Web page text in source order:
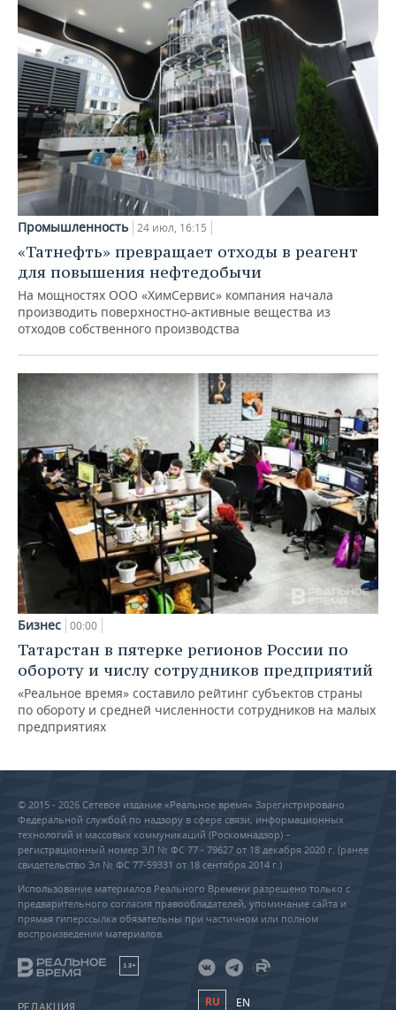
Промышленность 24 июл, 16:15
«Татнефть» превращает отходы в реагент
для повышения нефтедобычи
На мощностях ООО «ХимСервис» компания начала
производить поверхностно-активные вещества из
отходов собственного производства
Бизнес 00:00
Татарстан в пятерке регионов России по
обороту и числу сотрудников предприятий
«Реальное время» составило рейтинг субъектов страны
по обороту и средней численности сотрудников на малых
предприятиях
© 2015 - 2026 Сетевое издание «Реальное время» Зарегистрировано
Федеральной службой по надзору в сфере связи, информационных
технологий и массовых коммуникаций (Роскомнадзор) –
регистрационный номер ЭЛ № ФС 77 - 79627 от 18 декабря 2020 г. (ранее
свидетельство Эл № ФС 77-59331 от 18 сентября 2014 г.)
Использование материалов Реального Времени разрешено только с
предварительного согласия правообладателей, упоминание сайта и
прямая гиперссылка обязательны при частичном или полном
воспроизведении материалов.
18+
РЕДАКЦИЯ RU EN